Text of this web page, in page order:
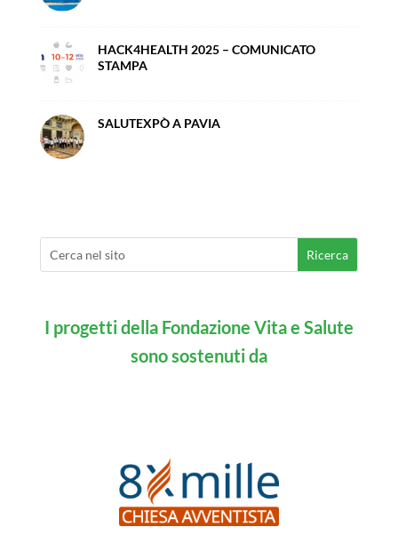
HACK4HEALTH 2025 – COMUNICATO
STAMPA
SALUTEXPÒ A PAVIA
I progetti della Fondazione Vita e Salute
sono sostenuti da